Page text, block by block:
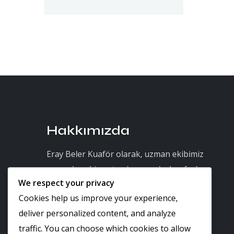
Hakkımızda
Eray Beler Kuaför olarak, uzman ekibimiz
ve modern hizmet anlayışımızla, konforlu
ortamımızda kaliteli ve kişiye özel saç
bakım ve yenilik hizmetleri sunuyoruz.
5 STAR - 3,674 REVIEWS
We respect your privacy
Cookies help us improve your experience,
deliver personalized content, and analyze
traffic. You can choose which cookies to allow